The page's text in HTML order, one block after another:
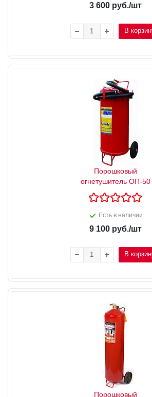
3 600руб./шт
В
Порошковый
огнетушитель ОП-50
Есть в наличии
9 100руб./шт
В
Порошковый